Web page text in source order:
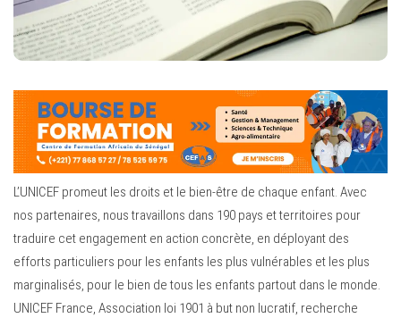
L’UNICEF promeut les droits et le bien-être de chaque enfant. Avec
nos partenaires, nous travaillons dans 190 pays et territoires pour
traduire cet engagement en action concrète, en déployant des
efforts particuliers pour les enfants les plus vulnérables et les plus
marginalisés, pour le bien de tous les enfants partout dans le monde.
UNICEF France, Association loi 1901 à but non lucratif, recherche